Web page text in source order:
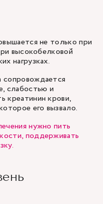
не только при
высокобелковой
нагрузках.
сопровождается
слабостью и
креатинин крови,
его вызвало.
нужно пить
поддерживать